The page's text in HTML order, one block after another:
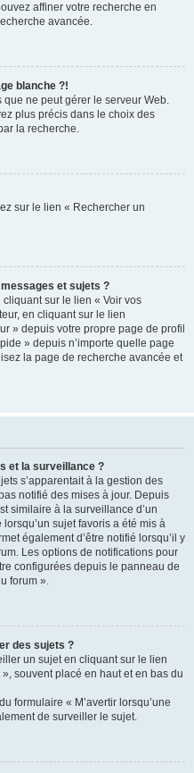
affiner votre recherche en
avancée.
blanche ?!
ne peut gérer le serveur Web.
plus précis dans le choix des
la recherche.
sur le lien « Rechercher un
et sujets ?
sur le lien « Voir vos
en cliquant sur le lien
» depuis votre propre page de profil
» depuis n’importe quelle page
la page de recherche avancée et
et la surveillance ?
s’apparentait à la gestion des
notifié des mises à jour. Depuis
similaire à la surveillance d’un
sujet favoris a été mis à
également d’être notifié lorsqu’il y
Les options de notifications pour
configurées depuis le panneau de
forum ».
des sujets ?
un sujet en cliquant sur le lien
souvent placé en haut et en bas du
formulaire « M’avertir lorsqu’une
de surveiller le sujet.